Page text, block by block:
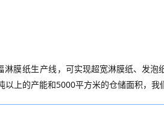
淋膜纸生产线，可实现超宽淋膜纸、发泡
以上的产能和5000平方米的仓储面积，